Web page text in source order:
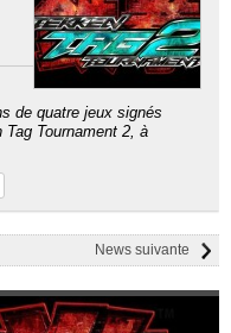
de quatre jeux signés
Tournament 2, à
News suivante